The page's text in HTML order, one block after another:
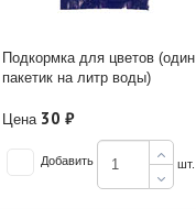
Подкормка для цветов (один
пакетик на литр воды)
Цена 30 ₽
Добавить шт.